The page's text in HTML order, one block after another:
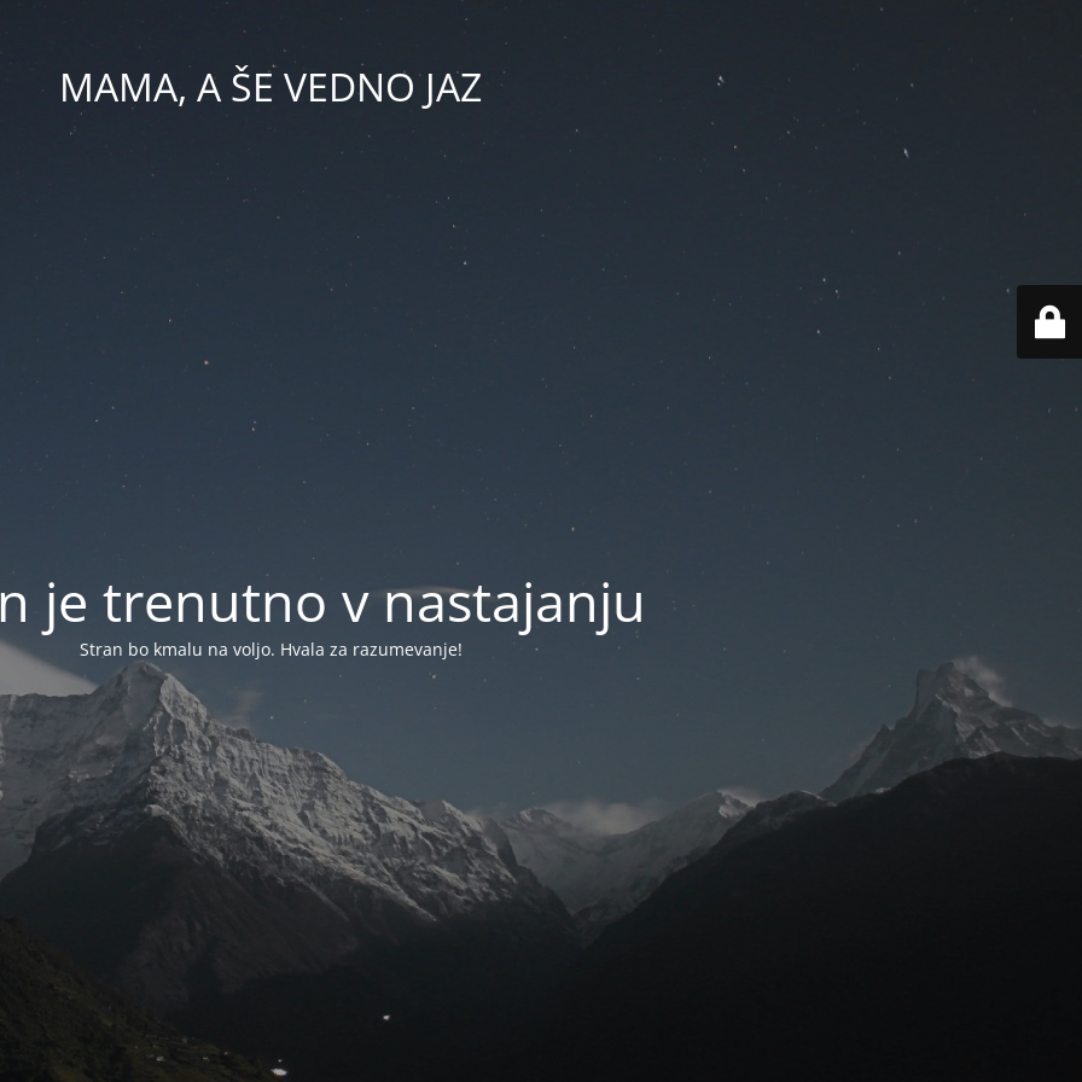
MAMA, A ŠE VEDNO JAZ
je trenutno v nastajanju
Stran bo kmalu na voljo. Hvala za razumevanje!